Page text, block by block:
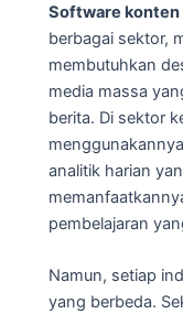
Software konten
berbagai sektor,
membutuhkan
media massa
berita. Di sektor
analitik harian
pembelajaran
Namun, setiap
yang berbeda.